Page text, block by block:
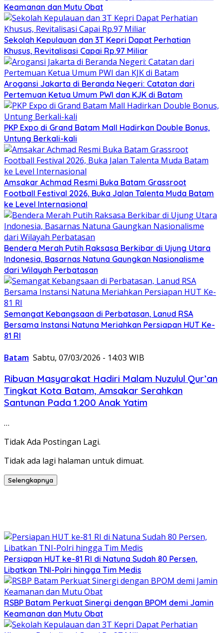
Keamanan dan Mutu Obat
Sekolah Kepulauan dan 3T Kepri Dapat Perhatian
Khusus, Revitalisasi Capai Rp.97 Miliar
Arogansi Jakarta di Beranda Negeri: Catatan dari
Pertemuan Ketua Umum PWI dan KJK di Batam
PKP Expo di Grand Batam Mall Hadirkan Double Bonus,
Untung Berkali-kali
Amsakar Achmad Resmi Buka Batam Grassroot
Football Festival 2026, Buka Jalan Talenta Muda Batam
ke Level Internasional
Bendera Merah Putih Raksasa Berkibar di Ujung Utara
Indonesia, Basarnas Natuna Gaungkan Nasionalisme
dari Wilayah Perbatasan
Semangat Kebangsaan di Perbatasan, Lanud RSA
Bersama Instansi Natuna Meriahkan Persiapan HUT Ke-
81 RI
Batam Sabtu, 07/03/2026 - 14:03 WIB
Ribuan Masyarakat Hadiri Malam Nuzulul Qur’an
Tingkat Kota Batam, Amsakar Serahkan
Santunan Pada 1.200 Anak Yatim
…
Tidak Ada Postingan Lagi.
Tidak ada lagi halaman untuk dimuat.
Selengkapnya
Persiapan HUT ke-81 RI di Natuna Sudah 80 Persen,
Libatkan TNI-Polri hingga Tim Medis
RSBP Batam Perkuat Sinergi dengan BPOM demi Jamin
Keamanan dan Mutu Obat